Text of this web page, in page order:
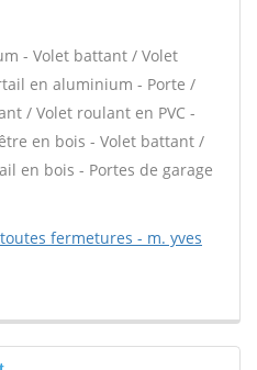
- Volet battant / Volet
en aluminium - Porte /
/ Volet roulant en PVC -
en bois - Volet battant /
en bois - Portes de garage
fermetures - m. yves